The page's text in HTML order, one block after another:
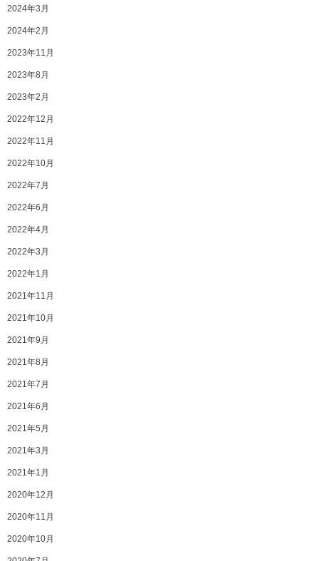
2024年3月
2024年2月
2023年11月
2023年8月
2023年2月
2022年12月
2022年11月
2022年10月
2022年7月
2022年6月
2022年4月
2022年3月
2022年1月
2021年11月
2021年10月
2021年9月
2021年8月
2021年7月
2021年6月
2021年5月
2021年3月
2021年1月
2020年12月
2020年11月
2020年10月